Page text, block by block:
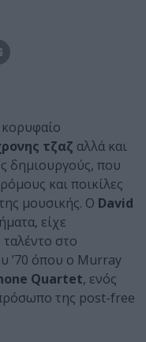
κορυφαίο
τζαζ αλλά και
δημιουργούς, που
και ποικίλες
μουσικής. Ο David
είχε
στο
’70 όπου ο Murray
Quartet, ενός
της post-free